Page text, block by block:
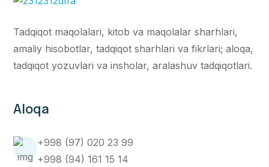
Tadqiqot maqolalari, kitob va maqolalar sharhlari,
amaliy hisobotlar, tadqiqot sharhlari va fikrlari; aloqa,
tadqiqot yozuvlari va insholar, aralashuv tadqiqotlari.
Aloqa
+998 (97) 020 23 99
+998 (94) 161 15 14